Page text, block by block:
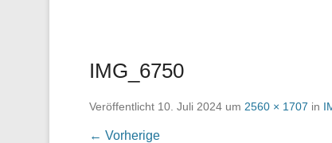
IMG_6750
Veröffentlicht 10. Juli 2024 um 2560 × 1707 in
← Vorherige